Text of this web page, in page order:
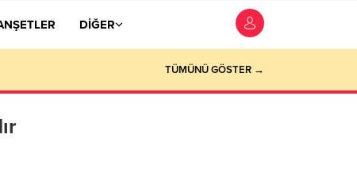
DİĞER
TÜMÜNÜ GÖSTER →